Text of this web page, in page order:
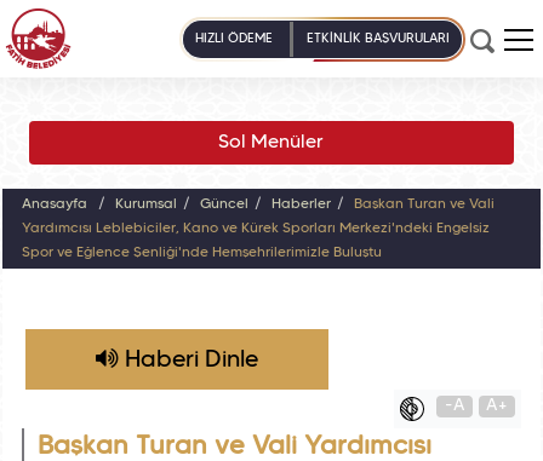
HIZLI ÖDEME ETKİNLİK BAŞVURULARI
Sol Menüler
Anasayfa Kurumsal Güncel Haberler
Başkan Turan ve Vali
Yardımcısı Leblebiciler, Kano ve Kürek Sporları Merkezi'ndeki Engelsiz
Spor ve Eğlence Şenliği'nde Hemşehrilerimizle Buluştu
Haberi Dinle
-A A+
Başkan Turan ve Vali Yardımcısı